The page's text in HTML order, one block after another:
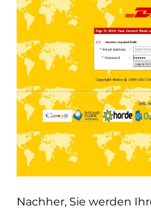
Nachher, Sie werden